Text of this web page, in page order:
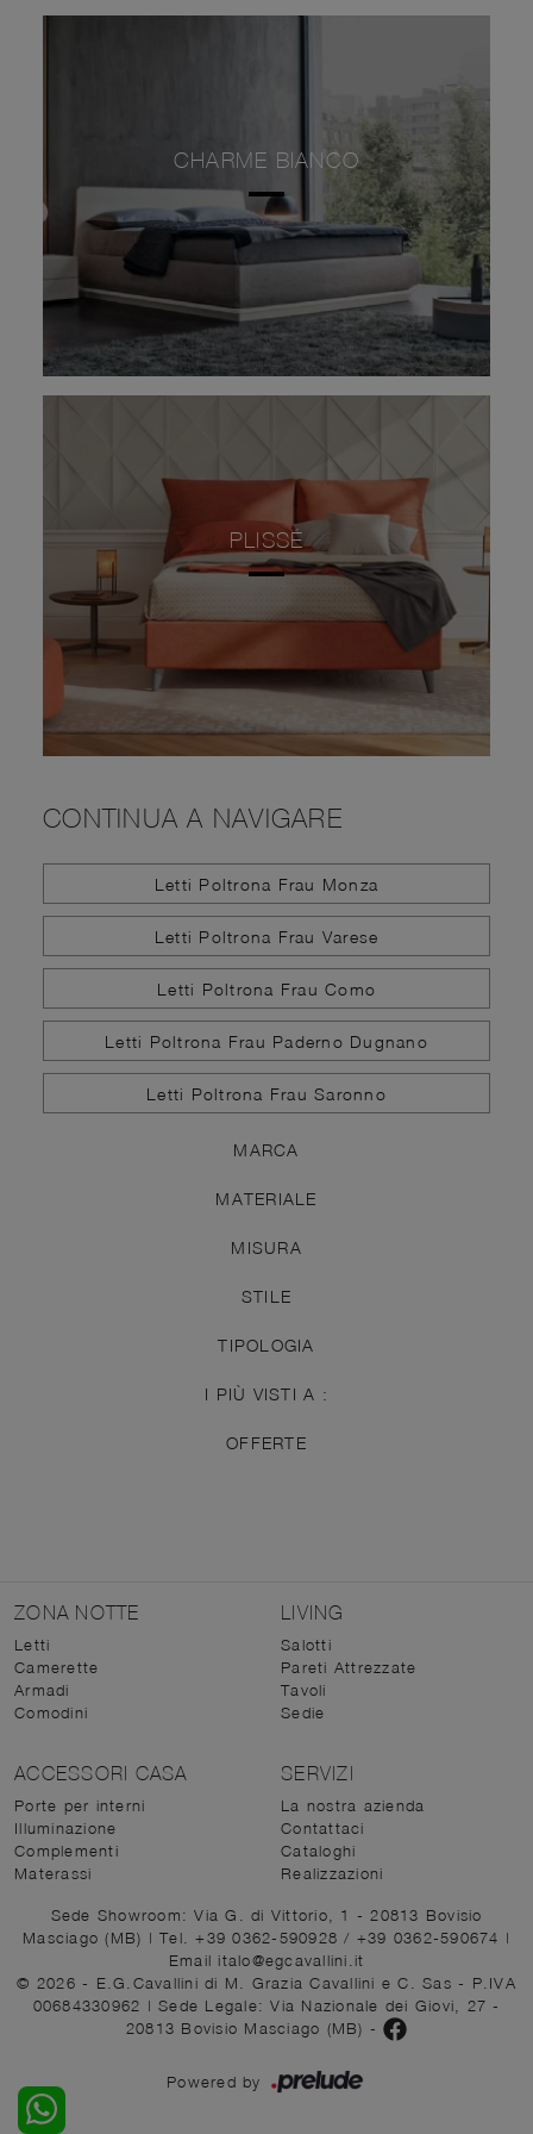
CHARME BIANCO
PLISSÉ
CONTINUA A NAVIGARE
Letti Poltrona Frau Monza
Letti Poltrona Frau Varese
Letti Poltrona Frau Como
Letti Poltrona Frau Paderno Dugnano
Letti Poltrona Frau Saronno
MARCA
MATERIALE
MISURA
STILE
TIPOLOGIA
I PIÙ VISTI A :
OFFERTE
ZONA NOTTE
Letti
Camerette
Armadi
Comodini
LIVING
Salotti
Pareti Attrezzate
Tavoli
Sedie
ACCESSORI CASA
Porte per interni
Illuminazione
Complementi
Materassi
SERVIZI
La nostra azienda
Contattaci
Cataloghi
Realizzazioni
Sede Showroom: Via G. di Vittorio, 1 - 20813 Bovisio
Masciago (MB) | Tel. +39 0362-590928/ +39 0362-590674 |
Email italo@egcavallini.it
© 2026 - E.G.Cavallini di M. Grazia Cavallini e C. Sas - P.IVA
00684330962 | Sede Legale: Via Nazionale dei Giovi, 27 -
20813 Bovisio Masciago (MB) -
Powered by